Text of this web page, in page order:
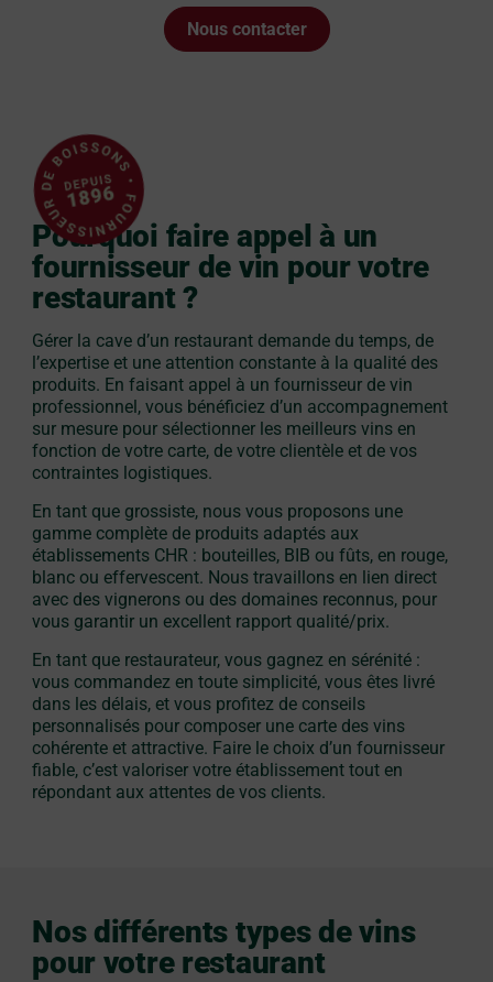
Nous contacter
Pourquoi faire appel à un
fournisseur de vin pour votre
restaurant ?
Gérer la cave d’un restaurant demande du temps, de
l’expertise et une attention constante à la qualité des
produits. En faisant appel à un fournisseur de vin
professionnel, vous bénéficiez d’un accompagnement
sur mesure pour sélectionner les meilleurs vins en
fonction de votre carte, de votre clientèle et de vos
contraintes logistiques.
En tant que grossiste, nous vous proposons une
gamme complète de produits adaptés aux
établissements CHR : bouteilles, BIB ou fûts, en rouge,
blanc ou effervescent. Nous travaillons en lien direct
avec des vignerons ou des domaines reconnus, pour
vous garantir un excellent rapport qualité/prix.
En tant que restaurateur, vous gagnez en sérénité :
vous commandez en toute simplicité, vous êtes livré
dans les délais, et vous profitez de conseils
personnalisés pour composer une carte des vins
cohérente et attractive. Faire le choix d’un fournisseur
fiable, c’est valoriser votre établissement tout en
répondant aux attentes de vos clients.
Nos différents types de vins
pour votre restaurant